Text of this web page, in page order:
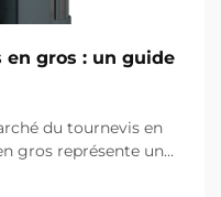
gros : un guide
du tournevis en
gros représente un